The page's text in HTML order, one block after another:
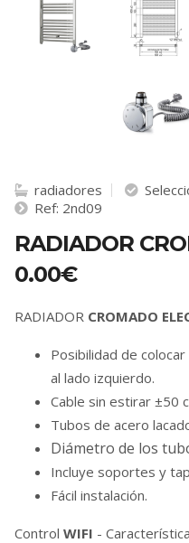
radiadores
Ref: 2nd09
RADIADOR
0.00€
RADIADOR CROMADO
Posibilidad de
al lado izquierdo.
Cable sin estirar ±50
Tubos de acero
Diámetro de los
Incluye soportes y
Fácil instalación.
Control WIFI -